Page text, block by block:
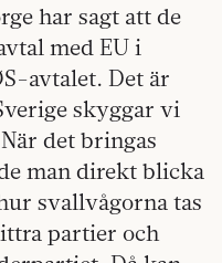
har sagt att de
med EU i
avtalet. Det är
skyggar vi
det bringas
man direkt blicka
svallvågorna tas
partier och